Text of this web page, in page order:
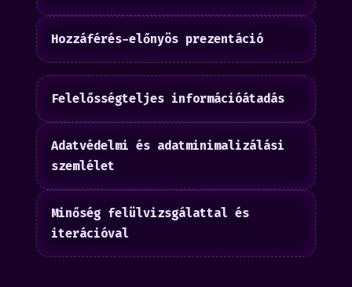
Hozzáférés-előnyös prezentáció
Felelősségteljes információátadás
Adatvédelmi és adatminimalizálási
szemlélet
Minőség felülvizsgálattal és
iterációval